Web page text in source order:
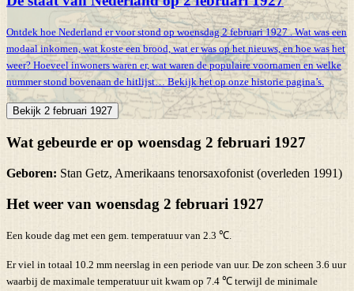
Ontdek hoe Nederland er voor stond op woensdag 2 februari 1927 . Wat was een
modaal inkomen, wat koste een brood, wat er was op het nieuws, en hoe was het
weer? Hoeveel inwoners waren er, wat waren de populaire voornamen en welke
nummer stond bovenaan de hitlijst… Bekijk het op onze historie pagina’s.
Bekijk 2 februari 1927
Wat gebeurde er op woensdag 2 februari 1927
Geboren: Stan Getz, Amerikaans tenorsaxofonist (overleden 1991)
Het weer van woensdag 2 februari 1927
Een koude dag met een gem. temperatuur van 2.3 ℃.
Er viel in totaal 10.2 mm neerslag in een periode van uur. De zon scheen 3.6 uur
waarbij de maximale temperatuur uit kwam op 7.4 ℃ terwijl de minimale